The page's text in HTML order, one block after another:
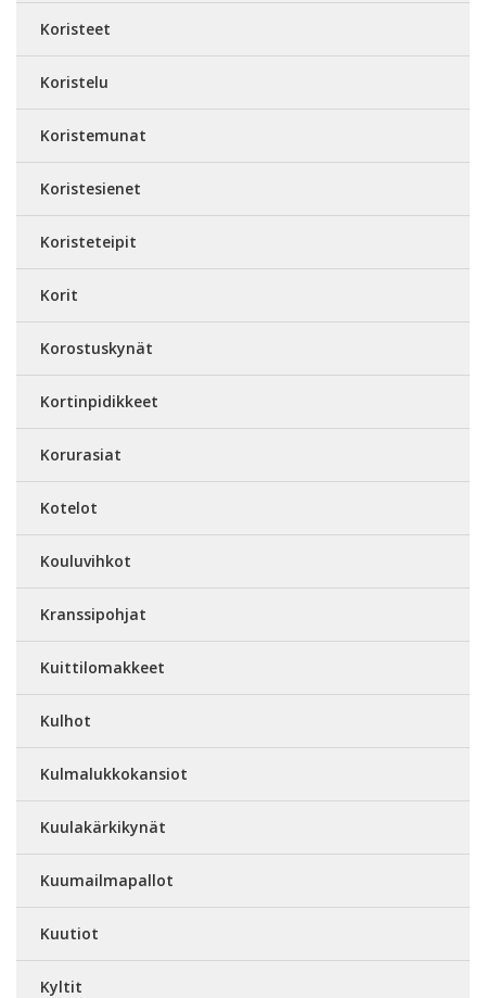
Koristeet
Koristelu
Koristemunat
Koristesienet
Koristeteipit
Korit
Korostuskynät
Kortinpidikkeet
Korurasiat
Kotelot
Kouluvihkot
Kranssipohjat
Kuittilomakkeet
Kulhot
Kulmalukkokansiot
Kuulakärkikynät
Kuumailmapallot
Kuutiot
Kyltit